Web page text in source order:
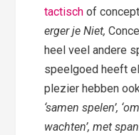
tactischof
erger je Niet,
heel veel andere
speelgoed heeft
plezier hebben
‘samen spelen’,
wachten’, met